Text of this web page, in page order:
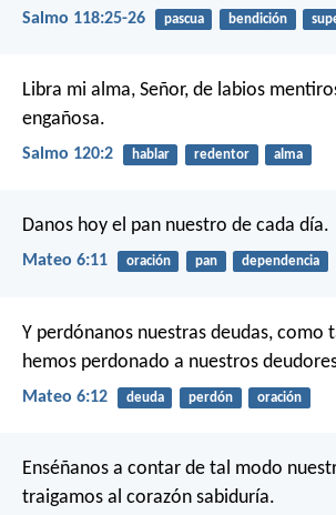
Salmo 118:25-26 pascua bendición
Libra mi alma, Señor, de labios
engañosa.
Salmo 120:2 hablar redentor alma
Danos hoy el pan nuestro de cada día.
Mateo 6:11 oración pan dependencia
Y perdónanos nuestras deudas, como
hemos perdonado a nuestros
Mateo 6:12 deuda perdón oración
Enséñanos a contar de tal modo
traigamos al corazón sabiduría.